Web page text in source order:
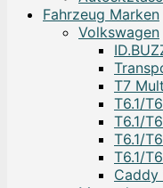
Fahrzeug Marken
Volkswagen
T7
T6.1/
T6.1/
T6.1/
T6.1/